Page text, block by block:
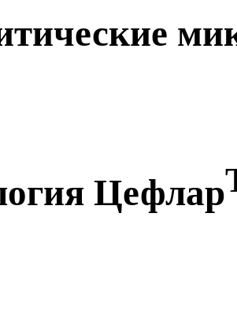
Цефлар